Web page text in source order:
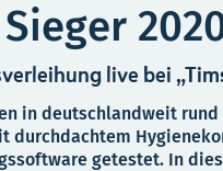
Sieger
live bei
in deutschlandweit
durchdachtem
getestet. In